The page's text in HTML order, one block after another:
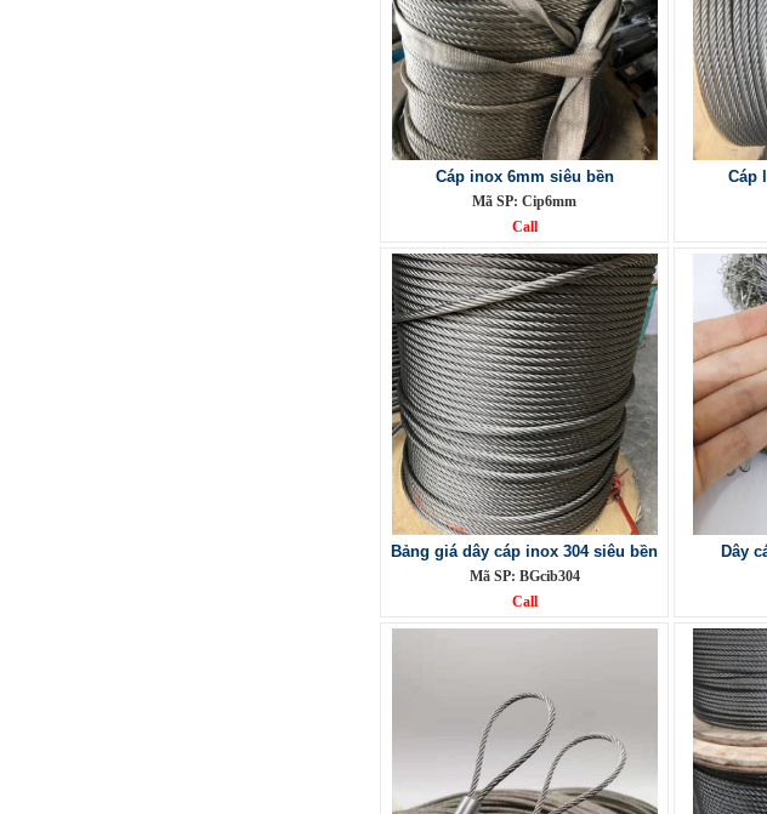
Cáp inox 6mm siêu bền
Mã SP: Cip6mm
Call
Cáp
Bảng giá dây cáp inox 304 siêu bền
Mã SP: BGcib304
Call
Dây